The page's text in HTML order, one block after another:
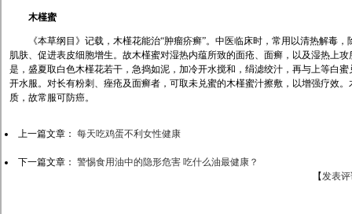
木槿蜜
《本草纲目》记载，木槿花能治“肿瘤疥癣”。中医临床时，常用以清热解毒，
肌肤、促进表皮细胞增生。故木槿蜜对湿热内蕴所致的面疮、面癣，以及湿热上
是，盛夏取白色木槿花若干，急捣如泥，加冷开水搅和，绢滤绞汁，再与上等白
开水服。对长有粉刺、痤疮及面癣者，可取未兑蜜的木槿蜜汁擦敷，以增强疗效
质，故常服可防癌。
上一篇文章： 每天吃鸡蛋不利女性健康
下一篇文章： 警惕食用油中的隐形危害 吃什么油最健康？
【发表